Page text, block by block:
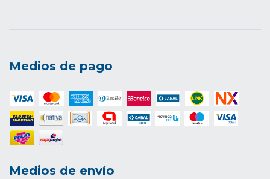
Medios de pago
Medios de envío